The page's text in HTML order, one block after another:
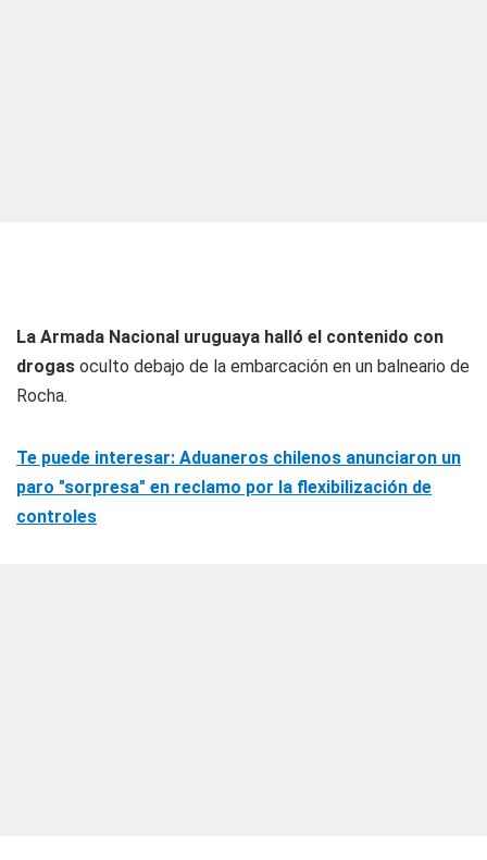
La Armada Nacional uruguaya halló el contenido con
drogas oculto debajo de la embarcación en un balneario de
Rocha.
Te puede interesar: Aduaneros chilenos anunciaron un
paro "sorpresa" en reclamo por la flexibilización de
controles